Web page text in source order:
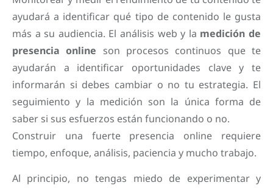
ayudará a identificar qué tipo de contenido le gusta
más a su audiencia. El análisis web y la medición de
presencia online son procesos continuos que te
ayudarán a identificar oportunidades clave y te
informarán si debes cambiar o no tu estrategia. El
seguimiento y la medición son la única forma de
saber si sus esfuerzos están funcionando o no.
Construir una fuerte presencia online requiere
tiempo, enfoque, análisis, paciencia y mucho trabajo.
Al principio, no tengas miedo de experimentar y